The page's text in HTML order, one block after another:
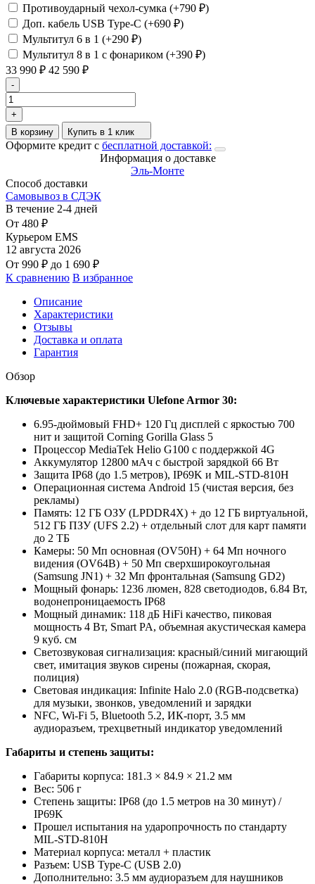
Противоударный чехол-сумка (+790 ₽)
Доп. кабель USB Type-C (+690 ₽)
Мультитул 6 в 1 (+290 ₽)
Мультитул 8 в 1 с фонариком (+390 ₽)
33 990 ₽ 42 590 ₽
-
+
В корзину
Купить в 1 клик
Оформите кредит с бесплатной доставкой:
Информация о доставке
Эль-Монте
Способ доставки
Самовывоз в СДЭК
В течение 2-4 дней
От 480 ₽
Курьером EMS
12 августа 2026
От 990 ₽ до 1 690 ₽
К сравнению В избранное
Описание
Характеристики
Отзывы
Доставка и оплата
Гарантия
Обзор
Ключевые характеристики Ulefone Armor 30:
6.95-дюймовый FHD+ 120 Гц дисплей с яркостью 700
нит и защитой Corning Gorilla Glass 5
Процессор MediaTek Helio G100 с поддержкой 4G
Аккумулятор 12800 мАч с быстрой зарядкой 66 Вт
Защита IP68 (до 1.5 метров), IP69K и MIL-STD-810H
Операционная система Android 15 (чистая версия, без
рекламы)
Память: 12 ГБ ОЗУ (LPDDR4X) + до 12 ГБ виртуальной,
512 ГБ ПЗУ (UFS 2.2) + отдельный слот для карт памяти
до 2 ТБ
Камеры: 50 Мп основная (OV50H) + 64 Мп ночного
видения (OV64B) + 50 Мп сверхширокоугольная
(Samsung JN1) + 32 Мп фронтальная (Samsung GD2)
Мощный фонарь: 1236 люмен, 828 светодиодов, 6.84 Вт,
водонепроницаемость IP68
Мощный динамик: 118 дБ HiFi качество, пиковая
мощность 4 Вт, Smart PA, объемная акустическая камера
9 куб. см
Светозвуковая сигнализация: красный/синий мигающий
свет, имитация звуков сирены (пожарная, скорая,
полиция)
Световая индикация: Infinite Halo 2.0 (RGB-подсветка)
для музыки, звонков, уведомлений и зарядки
NFC, Wi-Fi 5, Bluetooth 5.2, ИК-порт, 3.5 мм
аудиоразъем, трехцветный индикатор уведомлений
Габариты и степень защиты:
Габариты корпуса: 181.3 × 84.9 × 21.2 мм
Вес: 506 г
Степень защиты: IP68 (до 1.5 метров на 30 минут) /
IP69K
Прошел испытания на ударопрочность по стандарту
MIL-STD-810H
Материал корпуса: металл + пластик
Разъем: USB Type-C (USB 2.0)
Дополнительно: 3.5 мм аудиоразъем для наушников